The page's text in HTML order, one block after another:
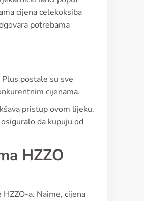
cijena celekoksiba
potrebama
postale su sve
cijenama.
pristup ovom lijeku.
da kupuju od
HZZO
a. Naime, cijena